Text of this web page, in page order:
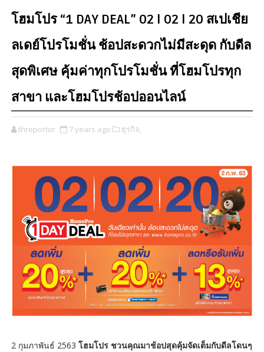
โฮมโปร “1 DAY DEAL” 02 l 02 l 20 สเปเชีย
ลเดย์โปรโมชั่น ช้อปสะดวกไม่มีสะดุด กับดีล
สุดพิเศษ คุ้มค่าทุกโปรโมชั่น ที่โฮมโปรทุก
สาขา และโฮมโปรช้อปออนไลน์
threportor 7 years ago ธุรกิจ,
2 กุมภาพันธ์ 2563 โฮมโปร ชวนคุณมาช้อปสุดคุ้มจัดเต็มกับดีลโดนๆ